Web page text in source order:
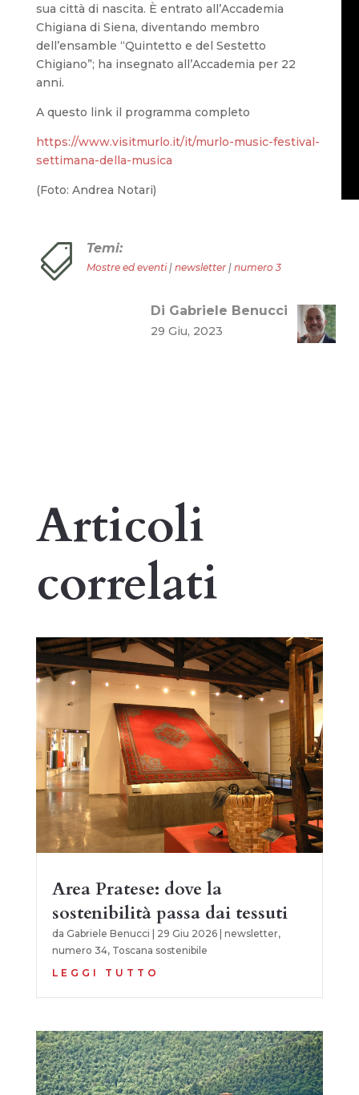
sua città di nascita. È entrato all’Accademia
Chigiana di Siena, diventando membro
dell’ensamble “Quintetto e del Sestetto
Chigiano”; ha insegnato all’Accademia per 22
anni.
A questo link il programma completo
https://www.visitmurlo.it/it/murlo-music-festival-
settimana-della-musica
(Foto: Andrea Notari)
 Temi:
Mostre ed eventi| newsletter| numero 3
Di Gabriele Benucci
29 Giu, 2023
Articoli
correlati
Area Pratese: dove la
sostenibilità passa dai tessuti
da Gabriele Benucci | 29 Giu 2026| newsletter,
numero 34, Toscana sostenibile
LEGGI TUTTO